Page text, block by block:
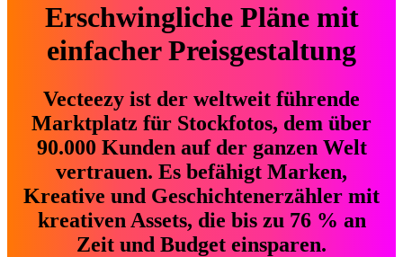
Erschwingliche Pläne mit
einfacher Preisgestaltung
Vecteezy ist der weltweit führende
Marktplatz für Stockfotos, dem über
90.000 Kunden auf der ganzen Welt
vertrauen. Es befähigt Marken,
Kreative und Geschichtenerzähler mit
kreativen Assets, die bis zu 76 % an
Zeit und Budget einsparen.